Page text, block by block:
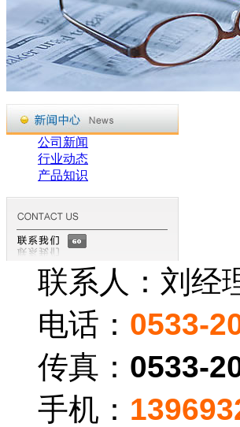
公司新闻
行业动态
产品知识
联系人：刘经
电话： 0533-
传真： 0533-
手机：